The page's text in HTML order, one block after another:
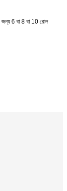
জন্য 6 বা 8 বা 10 রোল